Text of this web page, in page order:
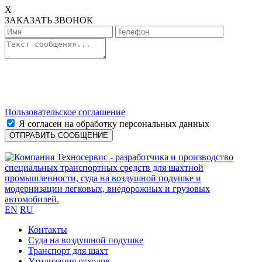
X
ЗАКАЗАТЬ ЗВОНОК
Пользовательское соглашение
Я согласен на обработку персональных данных
EN RU
Контакты
Cуда на воздушной подушке
Транспорт для шахт